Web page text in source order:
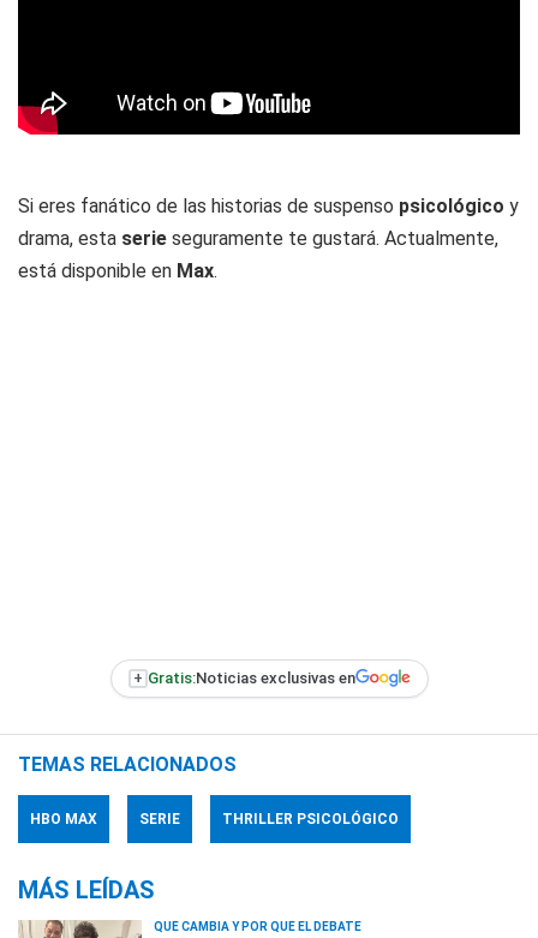
Si eres fanático de las historias de suspenso psicológico y
drama, esta serie seguramente te gustará. Actualmente,
está disponible en Max.
+ Gratis:Noticias exclusivas en
TEMAS RELACIONADOS
HBO MAX SERIE THRILLER PSICOLÓGICO
MÁS LEÍDAS
QUÉ CAMBIA Y POR QUÉ EL DEBATE